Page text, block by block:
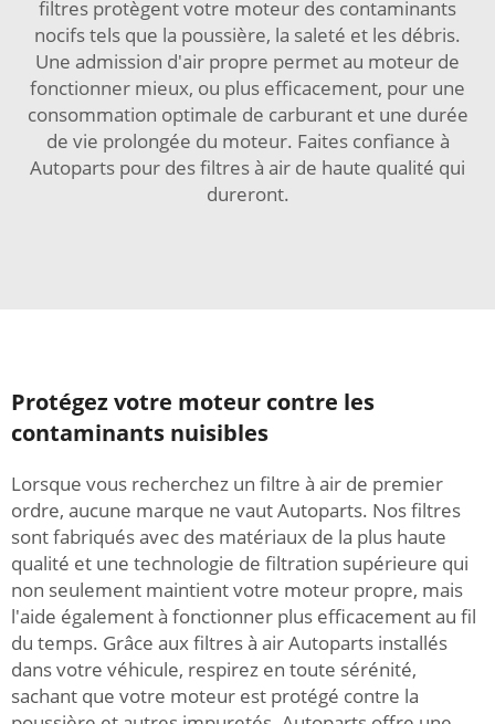
filtres protègent votre moteur des contaminants
nocifs tels que la poussière, la saleté et les débris.
Une admission d'air propre permet au moteur de
fonctionner mieux, ou plus efficacement, pour une
consommation optimale de carburant et une durée
de vie prolongée du moteur. Faites confiance à
Autoparts pour des filtres à air de haute qualité qui
dureront.
Protégez votre moteur contre les
contaminants nuisibles
Lorsque vous recherchez un filtre à air de premier
ordre, aucune marque ne vaut Autoparts. Nos filtres
sont fabriqués avec des matériaux de la plus haute
qualité et une technologie de filtration supérieure qui
non seulement maintient votre moteur propre, mais
l'aide également à fonctionner plus efficacement au fil
du temps. Grâce aux filtres à air Autoparts installés
dans votre véhicule, respirez en toute sérénité,
sachant que votre moteur est protégé contre la